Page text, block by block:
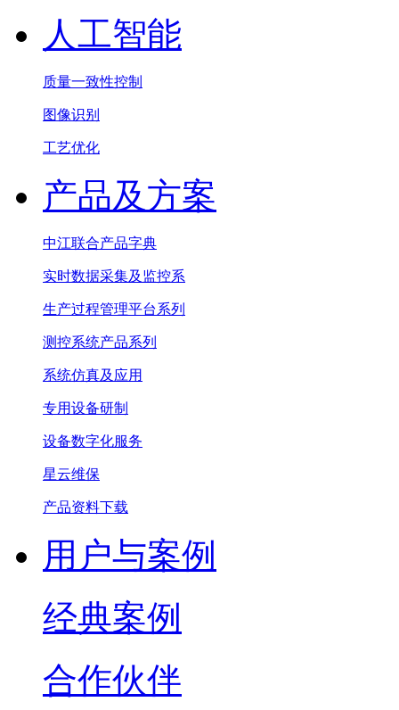
人工智能
质量一致性控制
图像识别
工艺优化
产品及方案
中江联合产品字典
实时数据采集及监控系
生产过程管理平台系列
测控系统产品系列
系统仿真及应用
专用设备研制
设备数字化服务
星云维保
产品资料下载
用户与案例
经典案例
合作伙伴